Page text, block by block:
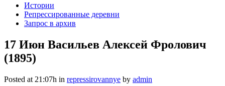
Истории
Репрессированные деревни
Запрос в архив
17 Июн Васильев Алексей Фролович
(1895)
Posted at 21:07h in repressirovannye by admin